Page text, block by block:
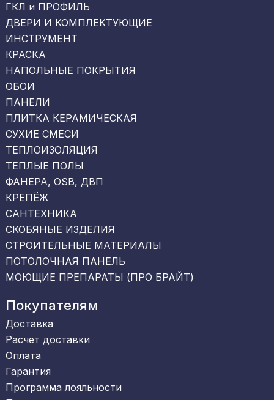
ГКЛ и ПРОФИЛЬ
ДВЕРИ И КОМПЛЕКТУЮЩИЕ
ИНСТРУМЕНТ
КРАСКА
НАПОЛЬНЫЕ ПОКРЫТИЯ
ОБОИ
ПАНЕЛИ
ПЛИТКА КЕРАМИЧЕСКАЯ
СУХИЕ СМЕСИ
ТЕПЛОИЗОЛЯЦИЯ
ТЕПЛЫЕ ПОЛЫ
ФАНЕРА, OSB, ДВП
КРЕПЁЖ
САНТЕХНИКА
СКОБЯНЫЕ ИЗДЕЛИЯ
СТРОИТЕЛЬНЫЕ МАТЕРИАЛЫ
ПОТОЛОЧНАЯ ПАНЕЛЬ
МОЮЩИЕ ПРЕПАРАТЫ (ПРО БРАЙТ)
Покупателям
Доставка
Расчет доставки
Оплата
Гарантия
Программа лояльности